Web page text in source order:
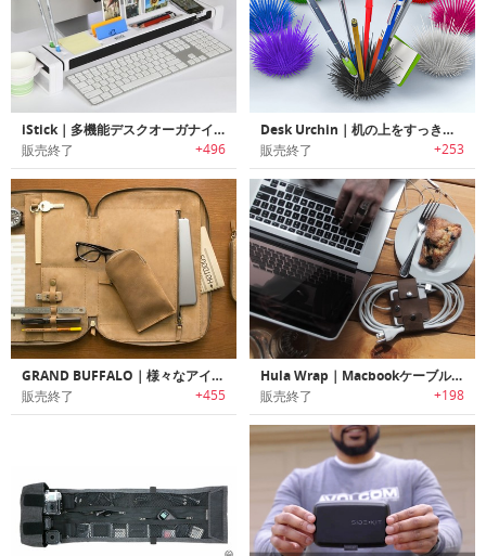
iStick｜多機能デスクオーガナイザー
販売終了 +496
Desk Urchin｜机の上をすっきり収納するウニデザインデスクオーガナイザー「デスクアーチン」
販売終了 +253
GRAND BUFFALO｜様々なアイテムやガジェットをすっきり収納可能なオーガナイズバッグ「グランドバッファロー」
販売終了 +455
Hula Wrap｜Macbookケーブルオーガナイザー「フララップ」
販売終了 +198